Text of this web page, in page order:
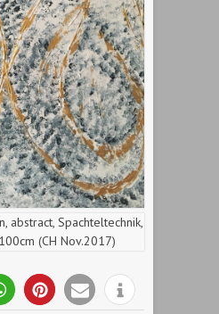
abstract, Spachteltechnik,
(CH Nov.2017)